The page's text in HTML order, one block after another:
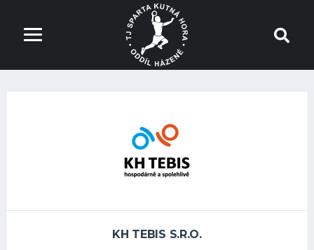
KH TEBIS S.R.O.